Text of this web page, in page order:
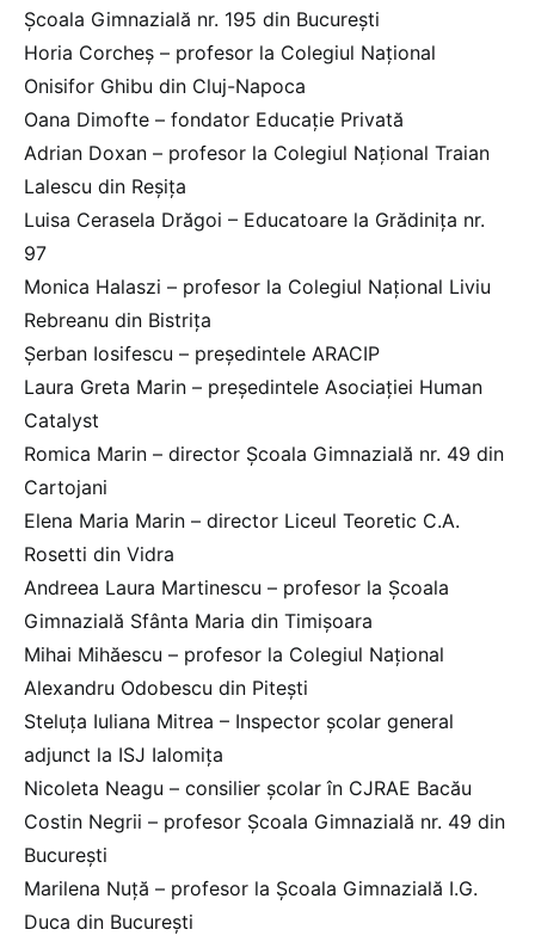
Școala Gimnazială nr. 195 din București
Horia Corcheș – profesor la Colegiul Național
Onisifor Ghibu din Cluj-Napoca
Oana Dimofte – fondator Educație Privată
Adrian Doxan – profesor la Colegiul Național Traian
Lalescu din Reșița
Luisa Cerasela Drăgoi – Educatoare la Grădinița nr.
97
Monica Halaszi – profesor la Colegiul Național Liviu
Rebreanu din Bistrița
Șerban Iosifescu – președintele ARACIP
Laura Greta Marin – președintele Asociației Human
Catalyst
Romica Marin – director Școala Gimnazială nr. 49 din
Cartojani
Elena Maria Marin – director Liceul Teoretic C.A.
Rosetti din Vidra
Andreea Laura Martinescu – profesor la Școala
Gimnazială Sfânta Maria din Timișoara
Mihai Mihăescu – profesor la Colegiul Național
Alexandru Odobescu din Pitești
Steluța Iuliana Mitrea – Inspector școlar general
adjunct la ISJ Ialomița
Nicoleta Neagu – consilier școlar în CJRAE Bacău
Costin Negrii – profesor Școala Gimnazială nr. 49 din
București
Marilena Nuță – profesor la Școala Gimnazială I.G.
Duca din București